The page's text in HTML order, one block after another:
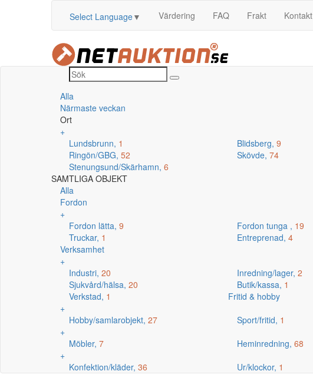
Select Language▼ Värdering FAQ Frakt Kontakt
Alla
Närmaste veckan
Ort
+
Lundsbrunn, 1 Blidsberg, 9
Ringön/GBG, 52 Skövde, 74
Stenungsund/Skärhamn, 6
SAMTLIGA OBJEKT
Alla
Fordon
+
Fordon lätta, 9 Fordon tunga , 19
Truckar, 1 Entreprenad, 4
Verksamhet
+
Industri, 20 Inredning/lager, 2
Sjukvård/hälsa, 20 Butik/kassa, 1
Verkstad, 1
Fritid & hobby
+
Hobby/samlarobjekt, 27 Sport/fritid, 1
+
Möbler, 7 Heminredning, 68
+
Konfektion/kläder, 36 Ur/klockor, 1